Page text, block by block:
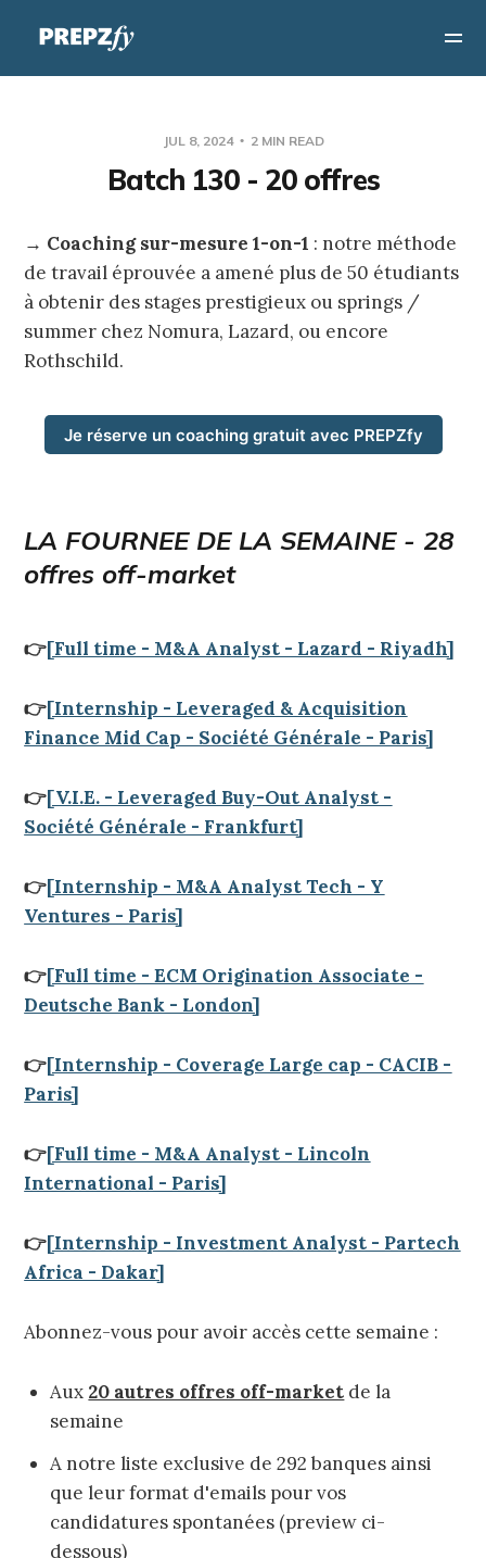
JUL 8, 2024 2 MIN READ
Batch 130 - 20 offres
→ Coaching sur-mesure 1-on-1 : notre méthode
de travail éprouvée a amené plus de 50 étudiants
à obtenir des stages prestigieux ou springs /
summer chez Nomura, Lazard, ou encore
Rothschild.
Je réserve un coaching gratuit avec PREPZfy
LA FOURNEE DE LA SEMAINE - 28
offres off-market
👉[Full time - M&A Analyst - Lazard - Riyadh]
👉[Internship - Leveraged & Acquisition
Finance Mid Cap - Société Générale - Paris]
👉[V.I.E. - Leveraged Buy-Out Analyst -
Société Générale - Frankfurt]
👉[Internship - M&A Analyst Tech - Y
Ventures - Paris]
👉[Full time - ECM Origination Associate -
Deutsche Bank - London]
👉[Internship - Coverage Large cap - CACIB -
Paris]
👉[Full time - M&A Analyst - Lincoln
International - Paris]
👉[Internship - Investment Analyst - Partech
Africa - Dakar]
Abonnez-vous pour avoir accès cette semaine :
Aux 20 autres offres off-market de la
semaine
A notre liste exclusive de 292 banques ainsi
que leur format d'emails pour vos
candidatures spontanées (preview ci-
dessous)